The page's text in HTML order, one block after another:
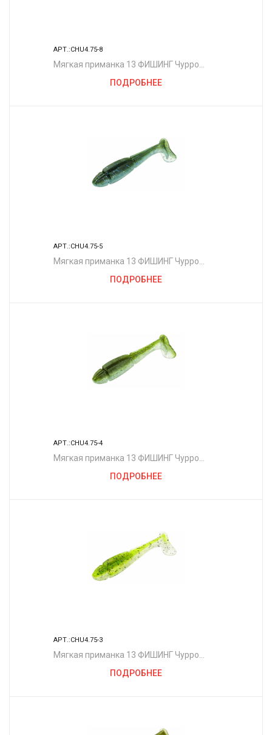
АРТ.:CHU4.75-8
Мягкая приманка 13 ФИШИНГ Чурро
ПОДРОБНЕЕ
АРТ.:CHU4.75-5
Мягкая приманка 13 ФИШИНГ Чурро
ПОДРОБНЕЕ
АРТ.:CHU4.75-4
Мягкая приманка 13 ФИШИНГ Чурро
ПОДРОБНЕЕ
АРТ.:CHU4.75-3
Мягкая приманка 13 ФИШИНГ Чурро
ПОДРОБНЕЕ